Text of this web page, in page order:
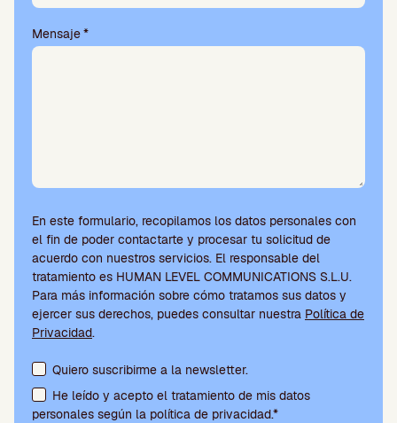
Mensaje*
En este formulario, recopilamos los datos personales con
el fin de poder contactarte y procesar tu solicitud de
acuerdo con nuestros servicios. El responsable del
tratamiento es HUMAN LEVEL COMMUNICATIONS S.L.U.
Para más información sobre cómo tratamos sus datos y
ejercer sus derechos, puedes consultar nuestra Política de
Privacidad.
Aceptación de condiciones y suscripción a la newsletter
Quiero suscribirme a la newsletter.
He leído y acepto el tratamiento de mis datos
personales según la política de privacidad.*